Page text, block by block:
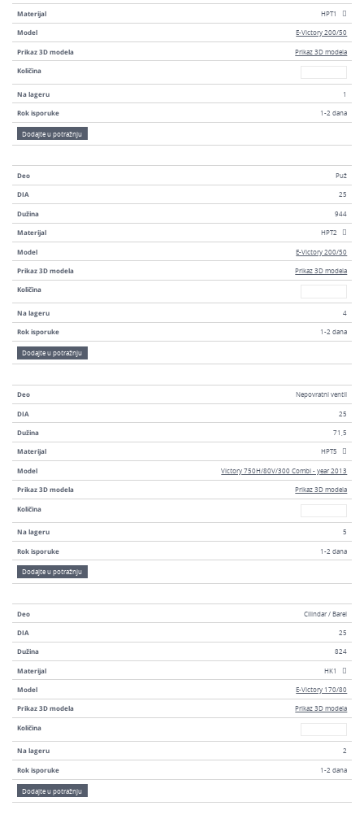
Materijal HPT1
Model E-Victory 200/50
Prikaz 3D modela Prikaz 3D modela
Količina
Na lageru 1
Rok isporuke 1-2 dana
Dodajte u potražnju
Deo Puž
DIA 25
Dužina 944
Materijal HPT2
Model E-Victory 200/50
Prikaz 3D modela Prikaz 3D modela
Količina
Na lageru 4
Rok isporuke 1-2 dana
Dodajte u potražnju
Deo Nepovratni ventil
DIA 25
Dužina 71,5
Materijal HPT5
Model Victory 750H/80V/300 Combi - year 2013
Prikaz 3D modela Prikaz 3D modela
Količina
Na lageru 5
Rok isporuke 1-2 dana
Dodajte u potražnju
Deo Cilindar / Barel
DIA 25
Dužina 824
Materijal HK1
Model E-Victory 170/80
Prikaz 3D modela Prikaz 3D modela
Količina
Na lageru 2
Rok isporuke 1-2 dana
Dodajte u potražnju